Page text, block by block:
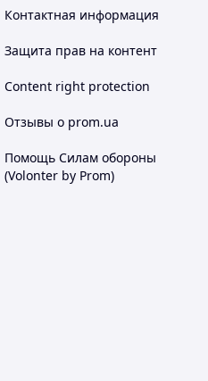
Контактная информация
Защита прав на контент
Content right protection
Отзывы о prom.ua
Помощь Силам обороны
(Volonter by Prom)